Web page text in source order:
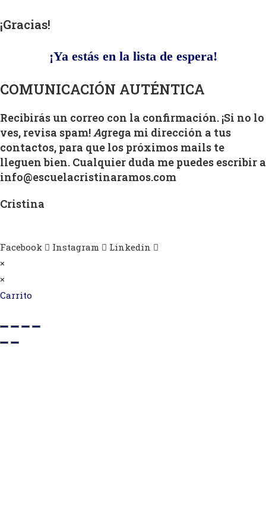
¡Gracias!
¡Ya estás en la lista de espera!
COMUNICACIÓN AUTÉNTICA
Recibirás un correo con la confirmación. ¡Si no lo
ves, revisa spam!Agrega mi dirección a tus
contactos, para que los próximos mails te
lleguen bien. Cualquier duda me puedes escribir a
info@escuelacristinaramos.com
Cristina
Facebook Instagram
Linkedin
×
×
Carrito